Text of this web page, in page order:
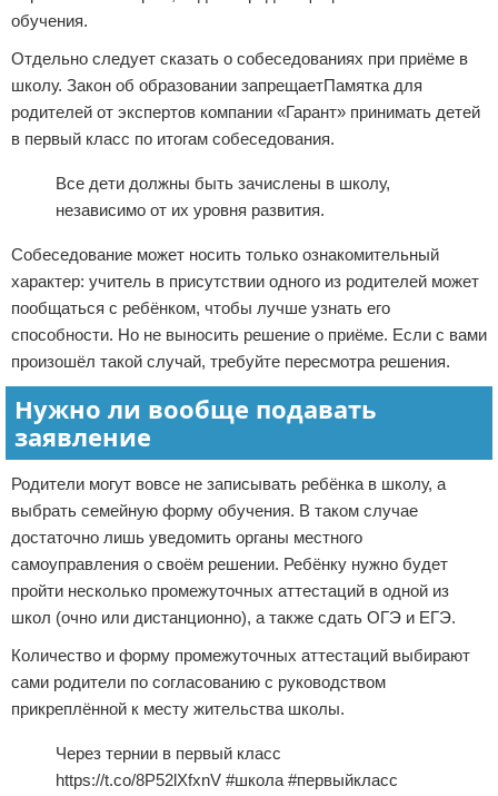
обучения.
Отдельно следует сказать о собеседованиях при приёме в
школу. Закон об образовании запрещаетПамятка для
родителей от экспертов компании «Гарант» принимать детей
в первый класс по итогам собеседования.
Все дети должны быть зачислены в школу,
независимо от их уровня развития.
Собеседование может носить только ознакомительный
характер: учитель в присутствии одного из родителей может
пообщаться с ребёнком, чтобы лучше узнать его
способности. Но не выносить решение о приёме. Если с вами
произошёл такой случай, требуйте пересмотра решения.
Нужно ли вообще подавать
заявление
Родители могут вовсе не записывать ребёнка в школу, а
выбрать семейную форму обучения. В таком случае
достаточно лишь уведомить органы местного
самоуправления о своём решении. Ребёнку нужно будет
пройти несколько промежуточных аттестаций в одной из
школ (очно или дистанционно), а также сдать ОГЭ и ЕГЭ.
Количество и форму промежуточных аттестаций выбирают
сами родители по согласованию с руководством
прикреплённой к месту жительства школы.
Через тернии в первый класс
https://t.co/8P52lXfxnV #школа #первыйкласс